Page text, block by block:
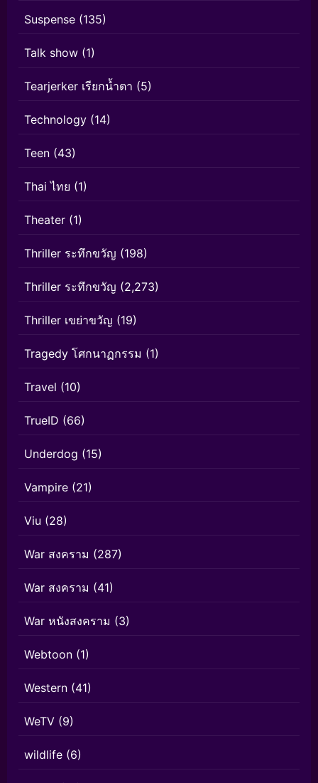
Suspense (135)
Talk show (1)
Tearjerker เรียกน้ำตา (5)
Technology (14)
Teen (43)
Thai ไทย (1)
Theater (1)
Thriller ระทึกขวัญ (198)
Thriller ระทึกขวัญ (2,273)
Thriller เขย่าขวัญ (19)
Tragedy โศกนาฏกรรม (1)
Travel (10)
TrueID (66)
Underdog (15)
Vampire (21)
Viu (28)
War สงคราม (287)
War สงคราม (41)
War หนังสงคราม (3)
Webtoon (1)
Western (41)
WeTV (9)
wildlife (6)